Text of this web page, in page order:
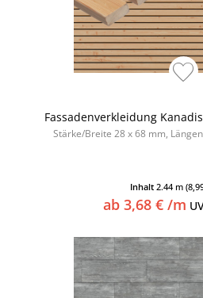
Fassadenverkleidung
Stärke/Breite 28 x 68 mm,
Inhalt 2.44 m
ab 3,68 € /m